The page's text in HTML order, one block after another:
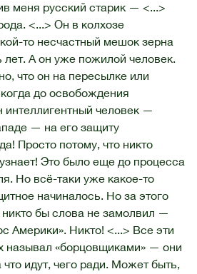
меня русский старик — <...>
<...> Он в колхозе
то несчастный мешок зерна
лет. А он уже пожилой человек.
что он на пересылке или
до освобождения
интеллигентный человек —
— на его защиту
Просто потому, что никто
Это было еще до процесса
Но всё-таки уже какое-то
начиналось. Но за этого
никто бы слова не замолвил —
Америки». Никто! <...> Все эти
«борцовщиками» — они
что идут, чего ради. Может быть,